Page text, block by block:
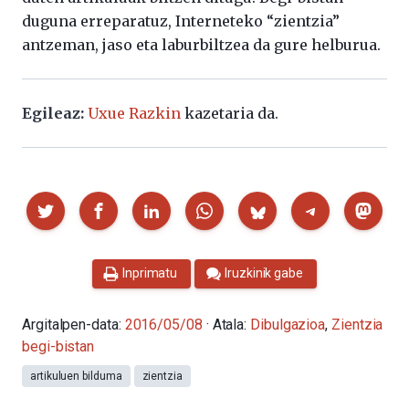
duguna erreparatuz, Interneteko “zientzia”
antzeman, jaso eta laburbiltzea da gure helburua.
Egileaz: Uxue Razkin kazetaria da.
Partekatu
Inprimatu Iruzkinik gabe
Argitalpen-data: 2016/05/08 · Atala: Dibulgazioa, Zientzia
begi-bistan
artikuluen bilduma zientzia